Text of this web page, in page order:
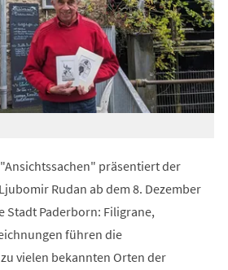
präsentiert der
Rudan ab dem 8. Dezember
Stadt Paderborn: Filigrane,
führen die
vielen bekannten Orten der